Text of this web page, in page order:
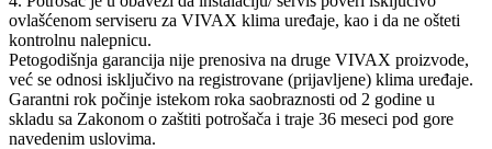
ovlašćenom serviseru za VIVAX klima uređaje, kao i da ne ošteti
kontrolnu nalepnicu.
Petogodišnja garancija nije prenosiva na druge VIVAX proizvode,
već se odnosi isključivo na registrovane (prijavljene) klima uređaje.
Garantni rok počinje istekom roka saobraznosti od 2 godine u
skladu sa Zakonom o zaštiti potrošača i traje 36 meseci pod gore
navedenim uslovima.